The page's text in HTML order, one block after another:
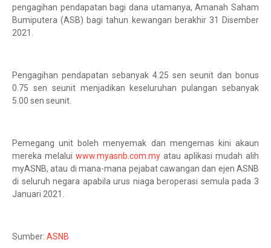
pengagihan pendapatan bagi dana utamanya, Amanah Saham
Bumiputera (ASB) bagi tahun kewangan berakhir 31 Disember
2021.
Pengagihan pendapatan sebanyak 4.25 sen seunit dan bonus
0.75 sen seunit menjadikan keseluruhan pulangan sebanyak
5.00 sen seunit.
Pemegang unit boleh menyemak dan mengemas kini akaun
mereka melalui www.myasnb.com.my atau aplikasi mudah alih
myASNB, atau di mana-mana pejabat cawangan dan ejen ASNB
di seluruh negara apabila urus niaga beroperasi semula pada 3
Januari 2021.
Sumber: ASNB